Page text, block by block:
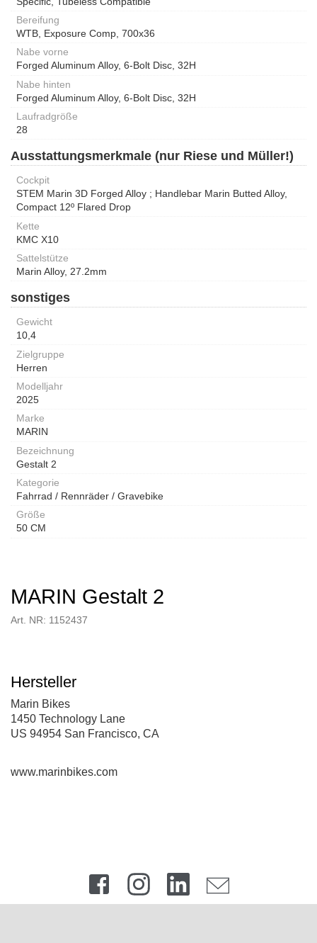
Bereifung
WTB, Exposure Comp, 700x36
Nabe vorne
Forged Aluminum Alloy, 6-Bolt Disc, 32H
Nabe hinten
Forged Aluminum Alloy, 6-Bolt Disc, 32H
Laufradgröße
28
Ausstattungsmerkmale (nur Riese und Müller!)
Cockpit
STEM Marin 3D Forged Alloy ; Handlebar Marin Butted Alloy,
Compact 12º Flared Drop
Kette
KMC X10
Sattelstütze
Marin Alloy, 27.2mm
sonstiges
Gewicht
10,4
Zielgruppe
Herren
Modelljahr
2025
Marke
MARIN
Bezeichnung
Gestalt 2
Kategorie
Fahrrad / Rennräder / Gravebike
Größe
50 CM
MARIN Gestalt 2
Art. NR: 1152437
Hersteller
Marin Bikes
1450 Technology Lane
US 94954 San Francisco, CA
www.marinbikes.com